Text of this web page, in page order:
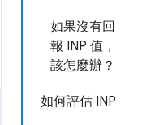
如果沒有回
報 INP 值，
該怎麼辦？
如何評估 INP